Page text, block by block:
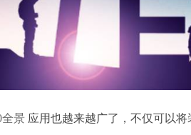
全景 应用也越来越广了，不仅可以